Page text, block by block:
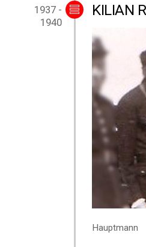
1937 -
1940
KILIAN
Hauptmann